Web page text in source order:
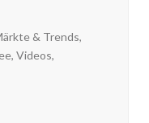
& Trends,
, Videos,